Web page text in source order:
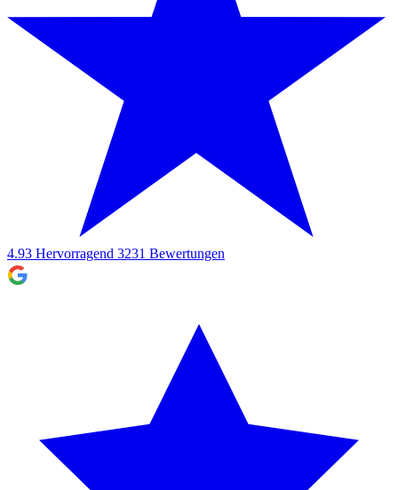
4.93 Hervorragend 3231 Bewertungen